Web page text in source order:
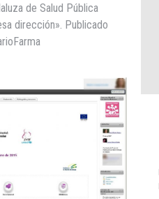
de Salud Pública
dirección». Publicado